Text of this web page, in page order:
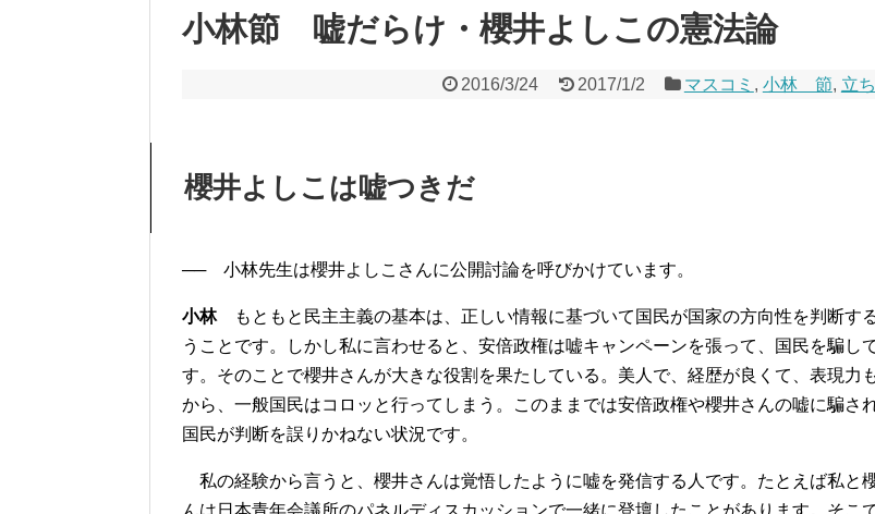
小林節 嘘だらけ・櫻井よしこの憲法論
2016/3/24 2017/1/2 マスコミ , 小林 節, 立
櫻井よしこは嘘つきだ
── 小林先生は櫻井よしこさんに公開討論を呼びかけています。
小林もともと民主主義の基本は、正しい情報に基づいて国民が国家の方向性を判断す
うことです。しかし私に言わせると、安倍政権は嘘キャンペーンを張って、国民を騙し
す。そのことで櫻井さんが大きな役割を果たしている。美人で、経歴が良くて、表現力
から、一般国民はコロッと行ってしまう。このままでは安倍政権や櫻井さんの嘘に騙され
国民が判断を誤りかねない状況です。
私の経験から言うと、櫻井さんは覚悟したように嘘を発信する人です。たとえば私と
んは日本青年会議所のパネルディスカッションで一緒に登壇したことがあります。そこ